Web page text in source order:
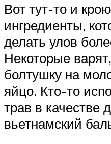
Вот тут-то и
ингредиенты,
делать улов
Некоторые
болтушку на
яйцо. Кто-то
трав в качестве
вьетнамский